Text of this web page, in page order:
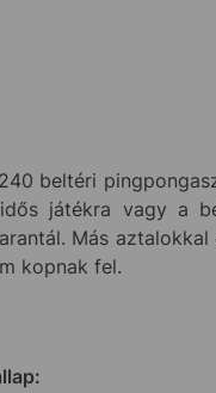
beltéri
játékra vagy a
Más
kopnak fel.